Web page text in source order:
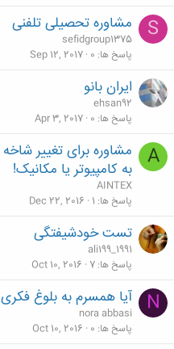
S مشاوره تحصیلی تلفنی
sefidgroup1375
پاسخ ها 0
Sep 12, 2017
ایران بانو
ehsan92
پاسخ ها 0
Apr 3, 2017
A
مشاوره برای تغییر
به کامپیوتر یا مکانیک!
AINTEX
پاسخ ها 1
Dec 22, 2016
تست خودشیفتگی
ali199_1991
پاسخ ها 7
Oct 10, 2016
N آیا همسرم به بلوغ
nora abbasi
پاسخ ها 0
Oct 10, 2016